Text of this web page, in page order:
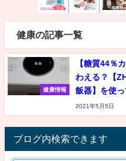
健康の記事一覧
健康情報
【糖質44％
わえる？【
飯器】を使っ
2021年5月5日
ブログ内検索できます